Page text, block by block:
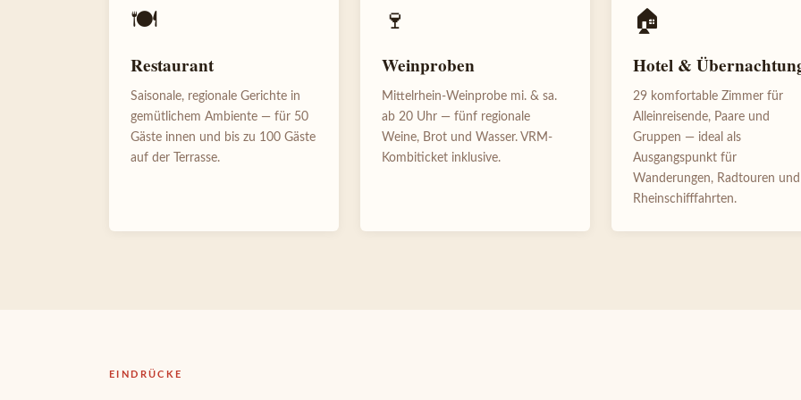
🍽
Restaurant
Saisonale, regionale Gerichte in
gemütlichem Ambiente — für 50
Gäste innen und bis zu 100 Gäste
auf der Terrasse.
🍷
Weinproben
Mittelrhein-Weinprobe mi. & sa.
ab 20 Uhr — fünf regionale
Weine, Brot und Wasser. VRM-
Kombiticket inklusive.
🏠
Hotel &
29 komfortable Zimmer für
Alleinreisende, Paare und
Gruppen — ideal als
Ausgangspunkt für
Wanderungen, Rad­touren und
Rhein­schiff­fahrten.
EINDRÜCKE